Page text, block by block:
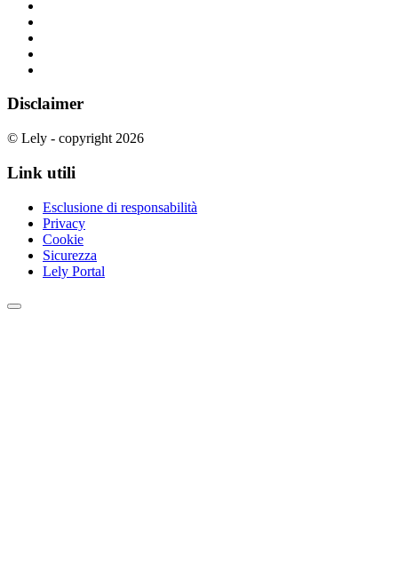
Disclaimer
© Lely - copyright 2026
Link utili
Esclusione di responsabilità
Privacy
Cookie
Sicurezza
Lely Portal